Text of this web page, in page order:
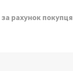
за рахунок покупця